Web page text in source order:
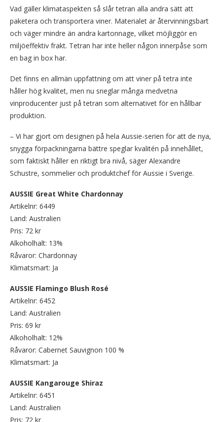
Vad gäller klimataspekten så slår tetran alla andra sätt att
paketera och transportera viner. Materialet är återvinningsbart
och väger mindre än andra kartonnage, vilket möjliggör en
miljöeffektiv frakt. Tetran har inte heller någon innerpåse som
en bag in box har.
Det finns en allmän uppfattning om att viner på tetra inte
håller hög kvalitet, men nu sneglar många medvetna
vinproducenter just på tetran som alternativet för en hållbar
produktion.
– Vi har gjort om designen på hela Aussie-serien för att de nya,
snygga förpackningarna bättre speglar kvalitén på innehållet,
som faktiskt håller en riktigt bra nivå, säger Alexandre
Schustre, sommelier och produktchef för Aussie i Sverige.
AUSSIE Great White Chardonnay
Artikelnr: 6449
Land: Australien
Pris: 72 kr
Alkoholhalt: 13%
Råvaror: Chardonnay
Klimatsmart: Ja
AUSSIE Flamingo Blush Rosé
Artikelnr: 6452
Land: Australien
Pris: 69 kr
Alkoholhalt: 12%
Råvaror: Cabernet Sauvignon 100 %
Klimatsmart: Ja
AUSSIE Kangarouge Shiraz
Artikelnr: 6451
Land: Australien
Pris: 72 kr